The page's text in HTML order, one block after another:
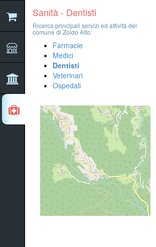
Sanità - Dentisti
Ricerca principali servizi ed attività del
comune di Zoldo Alto:
Farmacie
Medici
Dentisti
Veterinari
Ospedali